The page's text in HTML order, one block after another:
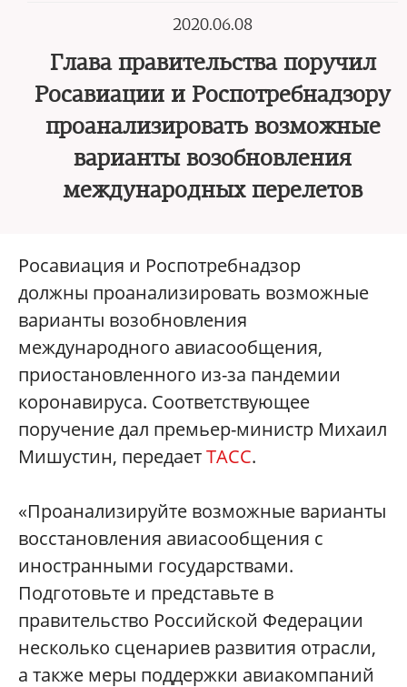
2020.06.08
Глава правительства поручил
Росавиации и Роспотребнадзору
проанализировать возможные
варианты возобновления
международных перелетов
Росавиация и Роспотребнадзор
должны проанализировать возможные
варианты возобновления
международного авиасообщения,
приостановленного из-за пандемии
коронавируса. Соответствующее
поручение дал премьер-министр Михаил
Мишустин, передаетТАСС.
«Проанализируйте возможные варианты
восстановления авиасообщения с
иностранными государствами.
Подготовьте и представьте в
правительство Российской Федерации
несколько сценариев развития отрасли,
а также меры поддержки авиакомпаний